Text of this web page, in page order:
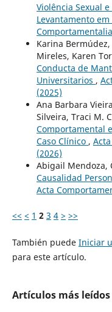
Violência Sexual
Levantamento
Karina
Mireles, Karen
Conducta de
Universitarios ,
(2025)
Ana Barbara
Silveira, Traci M.
Comportamental
Caso Clínico ,
(2026)
Abigail Mendoza,
Causalidad
Acta
<< < 1 2 3 4 > >>
También puede Iniciar
para este artículo.
Artículos más